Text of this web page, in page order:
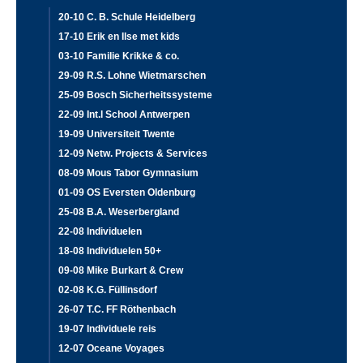
20-10 C. B. Schule Heidelberg
17-10 Erik en Ilse met kids
03-10 Familie Krikke & co.
29-09 R.S. Lohne Wietmarschen
25-09 Bosch Sicherheitssysteme
22-09 Int.l School Antwerpen
19-09 Universiteit Twente
12-09 Netw. Projects & Services
08-09 Mous Tabor Gymnasium
01-09 OS Eversten Oldenburg
25-08 B.A. Weserbergland
22-08 Individuelen
18-08 Individuelen 50+
09-08 Mike Burkart & Crew
02-08 K.G. Füllinsdorf
26-07 T.C. FF Röthenbach
19-07 Individuele reis
12-07 Oceane Voyages